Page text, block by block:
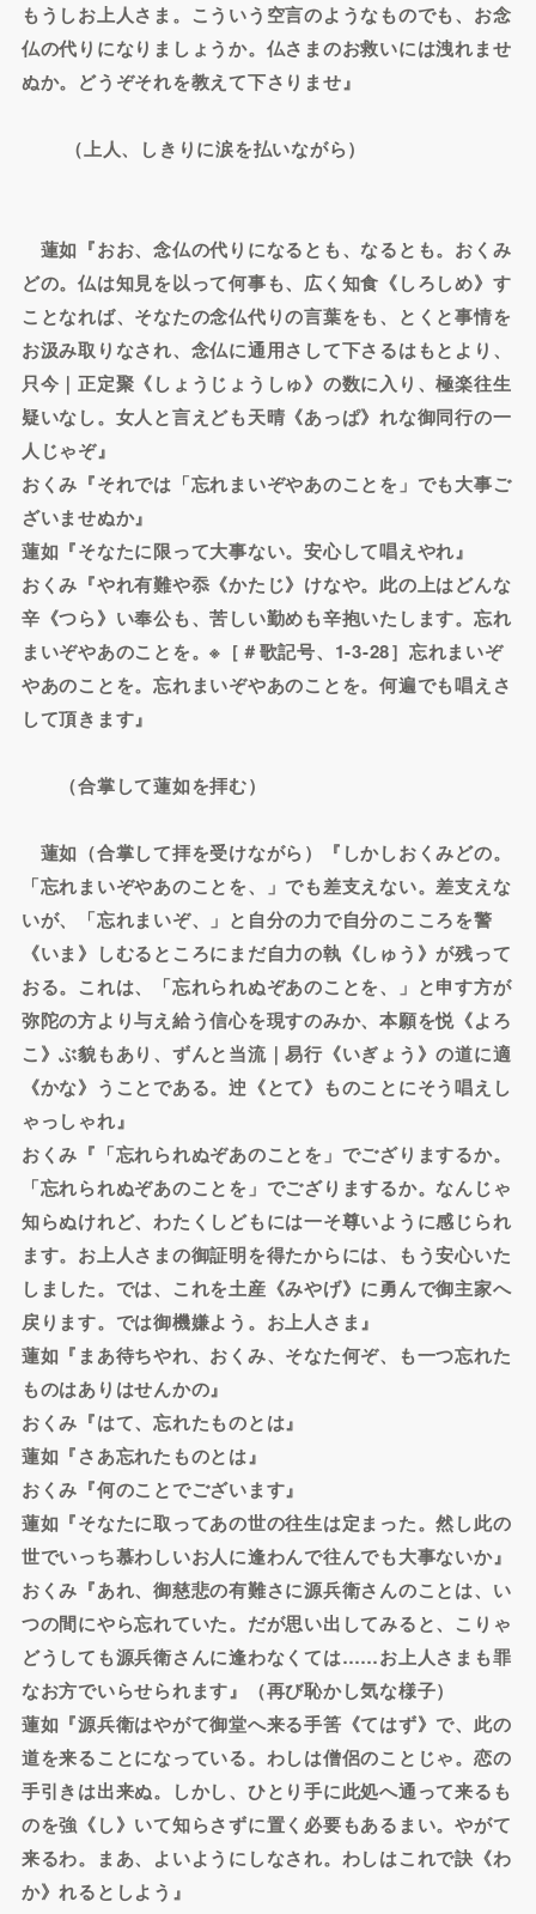
もうしお上人さま。こういう空言のようなものでも、お念
仏の代りになりましょうか。仏さまのお救いには洩れませ
ぬか。どうぞそれを教えて下さりませ』
（上人、しきりに涙を払いながら）
蓮如『おお、念仏の代りになるとも、なるとも。おくみ
どの。仏は知見を以って何事も、広く知食《しろしめ》す
ことなれば、そなたの念仏代りの言葉をも、とくと事情を
お汲み取りなされ、念仏に通用さして下さるはもとより、
只今｜正定聚《しょうじょうしゅ》の数に入り、極楽往生
疑いなし。女人と言えども天晴《あっぱ》れな御同行の一
人じゃぞ』
おくみ『それでは「忘れまいぞやあのことを」でも大事ご
ざいませぬか』
蓮如『そなたに限って大事ない。安心して唱えやれ』
おくみ『やれ有難や忝《かたじ》けなや。此の上はどんな
辛《つら》い奉公も、苦しい勤めも辛抱いたします。忘れ
まいぞやあのことを。※［＃歌記号、1-3-28］忘れまいぞ
やあのことを。忘れまいぞやあのことを。何遍でも唱えさ
して頂きます』
（合掌して蓮如を拝む）
蓮如（合掌して拝を受けながら）『しかしおくみどの。
「忘れまいぞやあのことを、」でも差支えない。差支えな
いが、「忘れまいぞ、」と自分の力で自分のこころを警
《いま》しむるところにまだ自力の執《しゅう》が残って
おる。これは、「忘れられぬぞあのことを、」と申す方が
弥陀の方より与え給う信心を現すのみか、本願を悦《よろ
こ》ぶ貌もあり、ずんと当流｜易行《いぎょう》の道に適
《かな》うことである。迚《とて》ものことにそう唱えし
ゃっしゃれ』
おくみ『「忘れられぬぞあのことを」でござりまするか。
「忘れられぬぞあのことを」でござりまするか。なんじゃ
知らぬけれど、わたくしどもには一そ尊いように感じられ
ます。お上人さまの御証明を得たからには、もう安心いた
しました。では、これを土産《みやげ》に勇んで御主家へ
戻ります。では御機嫌よう。お上人さま』
蓮如『まあ待ちやれ、おくみ、そなた何ぞ、も一つ忘れた
ものはありはせんかの』
おくみ『はて、忘れたものとは』
蓮如『さあ忘れたものとは』
おくみ『何のことでございます』
蓮如『そなたに取ってあの世の往生は定まった。然し此の
世でいっち慕わしいお人に逢わんで往んでも大事ないか』
おくみ『あれ、御慈悲の有難さに源兵衛さんのことは、い
つの間にやら忘れていた。だが思い出してみると、こりゃ
どうしても源兵衛さんに逢わなくては……お上人さまも罪
なお方でいらせられます』（再び恥かし気な様子）
蓮如『源兵衛はやがて御堂へ来る手筈《てはず》で、此の
道を来ることになっている。わしは僧侶のことじゃ。恋の
手引きは出来ぬ。しかし、ひとり手に此処へ通って来るも
のを強《し》いて知らさずに置く必要もあるまい。やがて
来るわ。まあ、よいようにしなされ。わしはこれで訣《わ
か》れるとしよう』